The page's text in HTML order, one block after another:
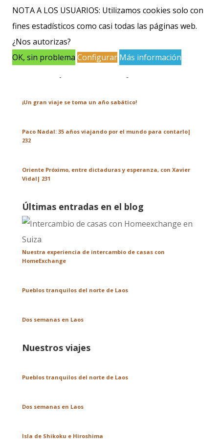
¡Un gran viaje se toma un año sabático!
Paco Nadal: 35 años viajando por el mundo para contarlo|
232
Oriente Próximo, entre dictaduras y esperanza, con Xavier
Vidal| 231
Últimas entradas en el blog
Nuestra experiencia de intercambio de casas con
HomeExchange
Pueblos tranquilos del norte de Laos
Dos semanas en Laos
Nuestros viajes
Pueblos tranquilos del norte de Laos
Dos semanas en Laos
Isla de Shikoku e Hiroshima
NOTA A LOS USUARIOS: Utilizamos cookies solo con
fines estadísticos como casi todas las páginas web.
¿Nos autorizas?
OK, sin problema Configurar Más información